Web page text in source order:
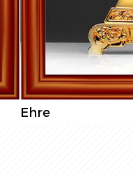
Ehre